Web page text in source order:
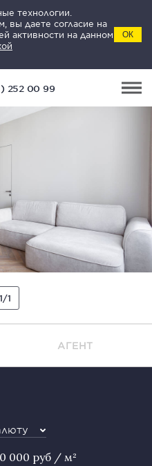
технологии.
вы даете согласие на
активности на данном
ОК
252 00 99
1 1
АГЕНТ
000 руб / м²